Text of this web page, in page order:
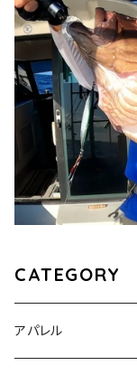
CATEGORY
アパレル